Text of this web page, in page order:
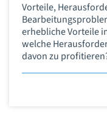
Vorteile,
erhebliche Vorteile
welche
davon zu